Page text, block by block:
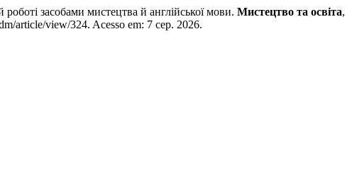
засобами мистецтва й англійської мови. Мистецтво та освіта,
article/view/324. Acesso em: 7 сер. 2026.